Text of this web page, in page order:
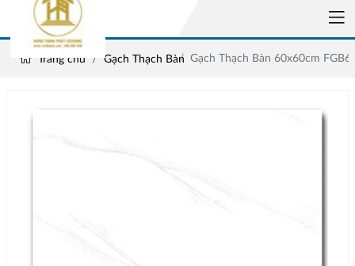
Trang chủ Gạch Thạch Bàn Gạch Thạch Bàn 60x60cm